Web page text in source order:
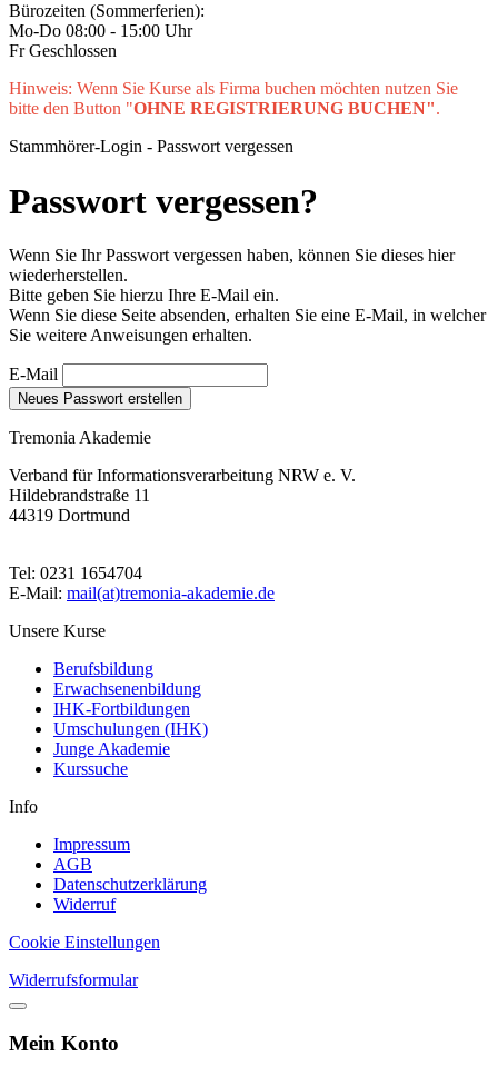
Bürozeiten (Sommerferien):
Mo-Do 08:00 - 15:00 Uhr
Fr Geschlossen
Hinweis: Wenn Sie Kurse als Firma buchen möchten nutzen Sie
bitte den Button "OHNE REGISTRIERUNG BUCHEN".
Stammhörer-Login - Passwort vergessen
Passwort vergessen?
Wenn Sie Ihr Passwort vergessen haben, können Sie dieses hier
wiederherstellen.
Bitte geben Sie hierzu Ihre E-Mail ein.
Wenn Sie diese Seite absenden, erhalten Sie eine E-Mail, in welcher
Sie weitere Anweisungen erhalten.
E-Mail
Neues Passwort erstellen
Tremonia Akademie
Verband für Informationsverarbeitung NRW e. V.
Hildebrandstraße 11
44319 Dortmund
Tel: 0231 1654704
E-Mail: mail(at)tremonia-akademie.de
Unsere Kurse
Berufsbildung
Erwachsenenbildung
IHK-Fortbildungen
Umschulungen (IHK)
Junge Akademie
Kurssuche
Info
Impressum
AGB
Datenschutzerklärung
Widerruf
Cookie Einstellungen
Widerrufsformular
Mein Konto